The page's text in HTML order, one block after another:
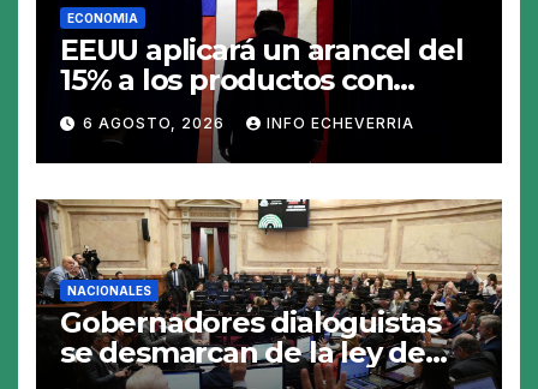
ECONOMIA
EEUU aplicará un arancel del
15% a los productos con
polisilicio para frenar el
avance de China
6 AGOSTO, 2026 INFO ECHEVERRIA
NACIONALES
Gobernadores dialoguistas
se desmarcan de la ley de